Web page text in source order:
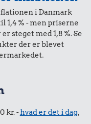
= 1,-
i 2025
i Danmark
1,4 % - men priserne
steget med 1,8 %. Se
der er blevet
kr. -hvad er det i dag,